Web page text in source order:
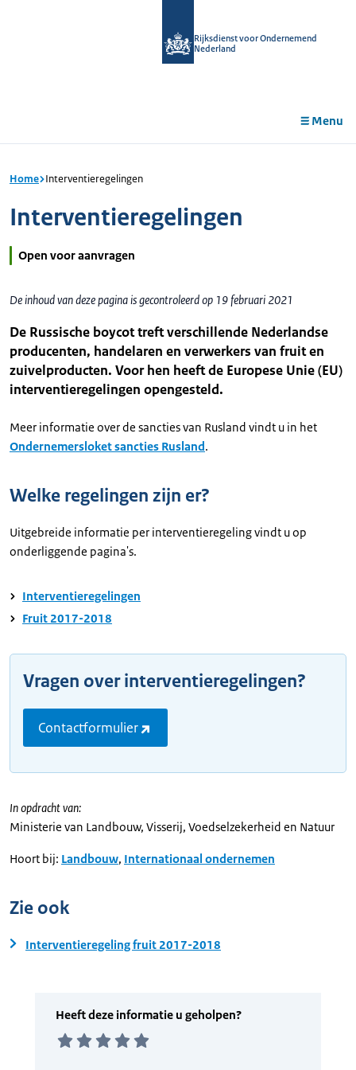
Rijksdienst voor Ondernemend
Nederland
Menu
Home Interventieregelingen
Interventieregelingen
Open voor aanvragen
De inhoud van deze pagina is gecontroleerd op 19 februari 2021
De Russische boycot treft verschillende Nederlandse
producenten, handelaren en verwerkers van fruit en
zuivelproducten. Voor hen heeft de Europese Unie (EU)
interventieregelingen opengesteld.
Meer informatie over de sancties van Rusland vindt u in het
Ondernemersloket sancties Rusland.
Welke regelingen zijn er?
Uitgebreide informatie per interventieregeling vindt u op
onderliggende pagina's.
Interventieregelingen
Fruit 2017-2018
Vragen over interventieregelingen?
Contactformulier
In opdracht van:
Ministerie van Landbouw, Visserij, Voedselzekerheid en Natuur
Hoort bij: Landbouw, Internationaal ondernemen
Zie ook
Interventieregeling fruit 2017-2018